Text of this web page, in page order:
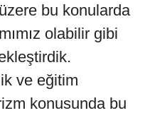
bu konularda
olabilir gibi
ve eğitim
konusunda bu